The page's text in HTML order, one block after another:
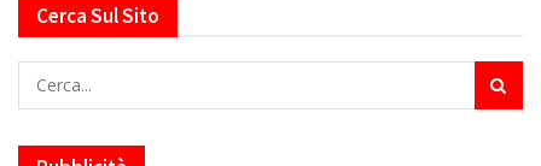
Cerca Sul Sito